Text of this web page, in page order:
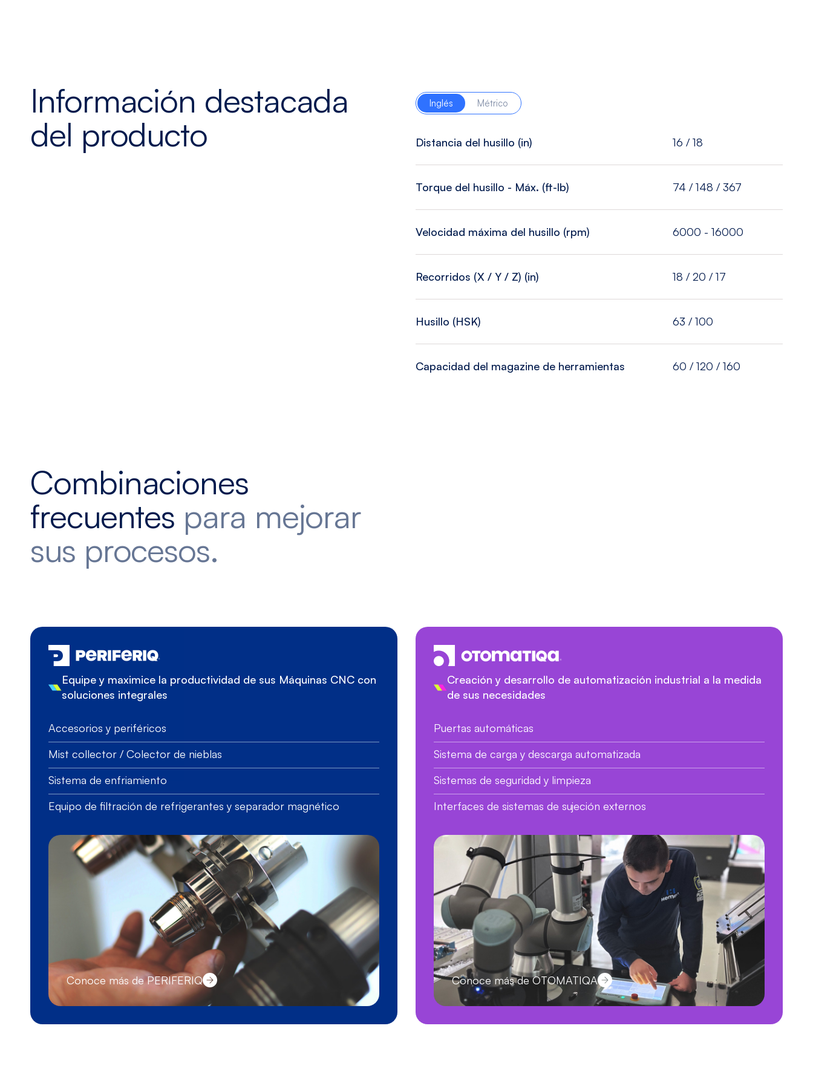
Información destacada
del producto
Inglés Métrico
Distancia del husillo (in) 16 / 18
Torque del husillo - Máx. (ft-lb) 74 / 148 / 367
Velocidad máxima del husillo (rpm) 6000 - 16000
Recorridos (X / Y / Z) (in) 18 / 20 / 17
Husillo (HSK) 63 / 100
Capacidad del magazine de herramientas 60 / 120 / 160
Combinaciones
frecuentes para mejorar
sus procesos.
Equipe y maximice la productividad de sus Máquinas CNC con
soluciones integrales
Accesorios y periféricos
Mist collector / Colector de nieblas
Sistema de enfriamiento
Equipo de filtración de refrigerantes y separador magnético
Conoce más de PERIFERIQ
Creación y desarrollo de automatización industrial a la medida
de sus necesidades
Puertas automáticas
Sistema de carga y descarga automatizada
Sistemas de seguridad y limpieza
Interfaces de sistemas de sujeción externos
Conoce más de OTOMATIQA